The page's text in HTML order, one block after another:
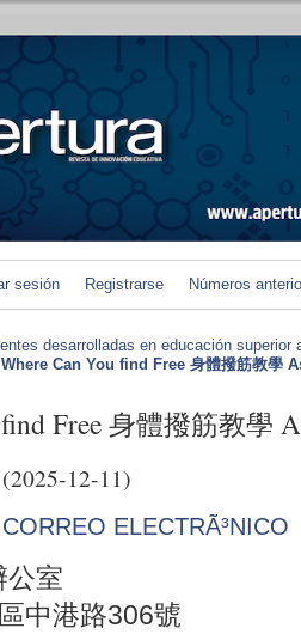
sesión Registrarse Números
desarrolladas en educación
Where Can You find Free 身體撥筋教學
Free 身體撥筋教學
(2025-12-11)
ELECTRÃ³NICO
公室
中港路306號